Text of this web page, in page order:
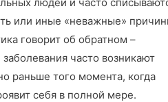
или иные «неважные»
говорит об обратном –
часто возникают
раньше того момента, когда
себя в полной мере.